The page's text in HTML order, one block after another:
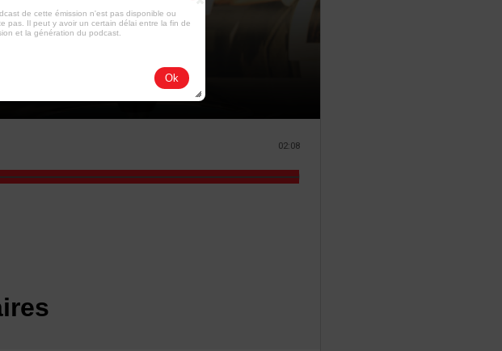
02:08
de cette émission n'est pas disponible ou
pas. Il peut y avoir un certain délai entre la fin de
et la génération du podcast.
Ok